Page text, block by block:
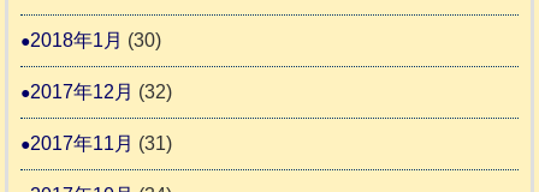
2018年1月 (30)
2017年12月 (32)
2017年11月 (31)